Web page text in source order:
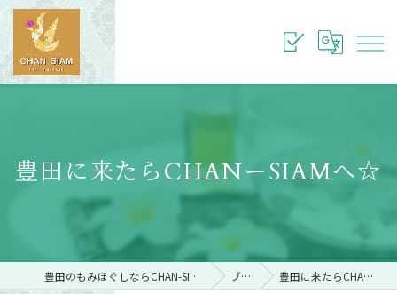
豊田に来たらCHANーSIAMへ☆
豊田のもみほぐしならCHAN-SIAM THAI MASSAGE ブログ 豊田に来たらCHANーSIAMへ☆